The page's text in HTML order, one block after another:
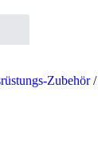
Zubehör/